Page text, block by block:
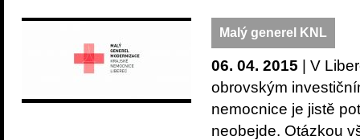
Malý generel KNL
06. 04. 2015 | V
obrovským
nemocnice je jistě
neobejde. Otázkou